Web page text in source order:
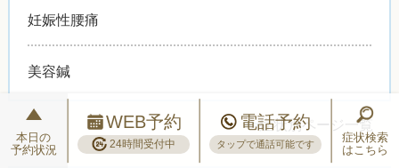
妊娠性腰痛
美容鍼
>>症状別ページ一覧
本日の
予約状況
WEB予約
24時間受付中
電話予約
タップで通話可能です
症状検索
はこちら